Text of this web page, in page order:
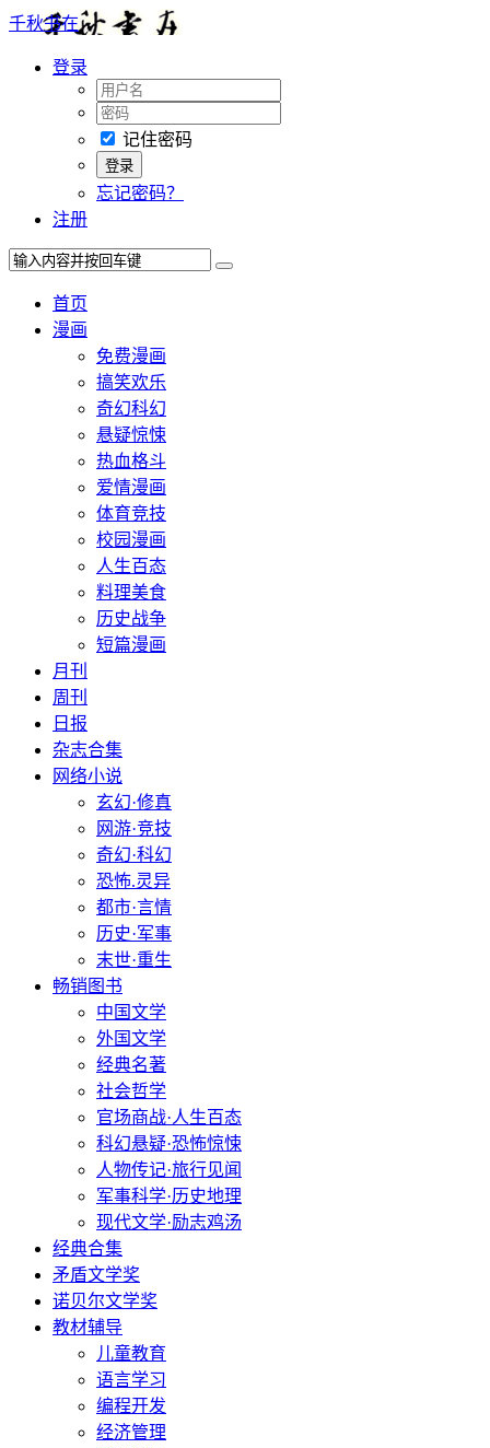
千秋书在
登录
记住密码
忘记密码？
注册
首页
漫画
免费漫画
搞笑欢乐
奇幻科幻
悬疑惊悚
热血格斗
爱情漫画
体育竞技
校园漫画
人生百态
料理美食
历史战争
短篇漫画
月刊
周刊
日报
杂志合集
网络小说
玄幻·修真
网游·竞技
奇幻·科幻
恐怖.灵异
都市·言情
历史·军事
末世·重生
畅销图书
中国文学
外国文学
经典名著
社会哲学
官场商战·人生百态
科幻悬疑·恐怖惊悚
人物传记·旅行见闻
军事科学·历史地理
现代文学·励志鸡汤
经典合集
矛盾文学奖
诺贝尔文学奖
教材辅导
儿童教育
语言学习
编程开发
经济管理